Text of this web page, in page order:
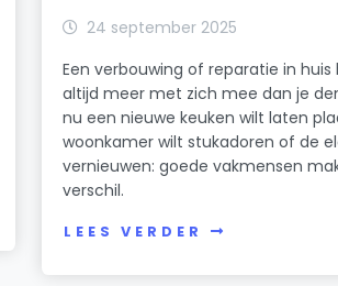
24 september 2025
Een verbouwing of reparatie in huis
altijd meer met zich mee dan je
nu een nieuwe keuken wilt laten
woonkamer wilt stukadoren of de
vernieuwen: goede vakmensen
verschil.
LEES VERDER